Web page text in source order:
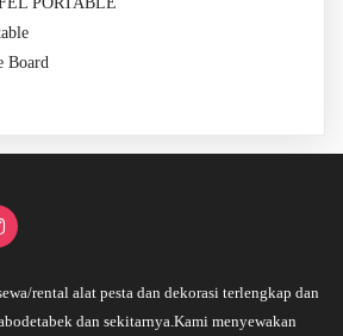
Board
rental alat pesta dan dekorasi terlengkap dan
dan sekitarnya.Kami menyewakan